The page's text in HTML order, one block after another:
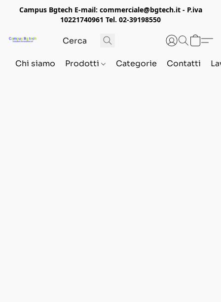
Campus Bgtech E-mail: commerciale@bgtech.it - P.iva
10221740961 Tel. 02-39198550
Chi siamo Prodotti Categorie Contatti